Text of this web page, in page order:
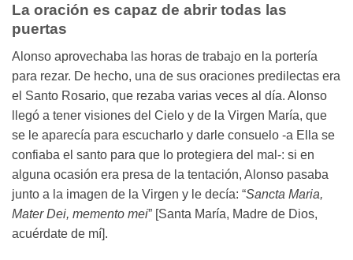
La oración es capaz de abrir todas las
puertas
Alonso aprovechaba las horas de trabajo en la portería
para rezar. De hecho, una de sus oraciones predilectas era
el Santo Rosario, que rezaba varias veces al día. Alonso
llegó a tener visiones del Cielo y de la Virgen María, que
se le aparecía para escucharlo y darle consuelo -a Ella se
confiaba el santo para que lo protegiera del mal-: si en
alguna ocasión era presa de la tentación, Alonso pasaba
junto a la imagen de la Virgen y le decía: “Sancta Maria,
Mater Dei, memento mei” [Santa María, Madre de Dios,
acuérdate de mí].